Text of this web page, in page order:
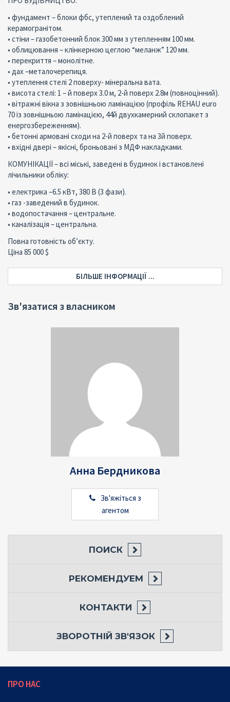
• фундамент – блоки фбс, утеплений та оздоблений
керамогранітом.
• стіни – газобетонний блок 300 мм з утепленням 100 мм.
• облицювання – клінкерною цеглою “меланж” 120 мм.
• перекриття – монолітне.
• дах –металочерепиця.
• утеплення стелі 2 поверху- мінеральна вата.
• висота стелі: 1 – й поверх 3.0 м, 2-й поверх 2.8м (повноцінний).
• вітражні вікна з зовнішньою ламінацією (профіль REHAU euro
70 із зовнішньою ламінацією, 44й двухкамерний склопакет з
енергозбереженням).
• бетонні армовані сходи на 2-й поверх та на 3й поверх.
• вхідні двері – якісні, броньовані з МДФ накладками.
КОМУНІКАЦІЇ – всі міські, заведені в будинок і встановлені
лічильники обліку:
• електрика –6.5 кВт, 380 В (3 фази).
• газ -заведений в будинок.
• водопостачання – центральне.
• каналізація – центральна.
Повна готовність об’єкту.
Ціна 85 000 $
БІЛЬШЕ ІНФОРМАЦІЇ ...
Зв'язатися з власником
Анна Бердникова
Зв'яжіться з
агентом
ПОИСК
РЕКОМЕНДУЕМ
КОНТАКТИ
ЗВОРОТНІЙ ЗВ'ЯЗОК
ПРО НАС